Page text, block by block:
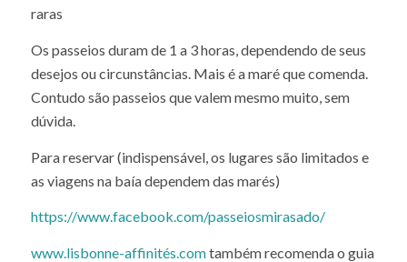
raras
Os passeios duram de 1 a 3 horas, dependendo de seus
desejos ou circunstâncias. Mais é a maré que comenda.
Contudo são passeios que valem mesmo muito, sem
dúvida.
Para reservar (indispensável, os lugares são limitados e
as viagens na baía dependem das marés)
https://www.facebook.com/passeiosmirasado/
www.lisbonne-affinités.comtambém recomenda o guia